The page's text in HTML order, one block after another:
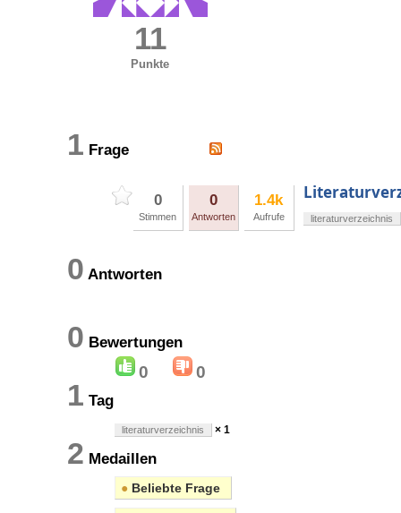
11
Punkte
1 Frage
0
Stimmen
0
Antworten
1.4k
Aufrufe literaturverzeichnis
0 Antworten
0 Bewertungen
0 0
1 Tag
literaturverzeichnis × 1
2 Medaillen
● Beliebte Frage